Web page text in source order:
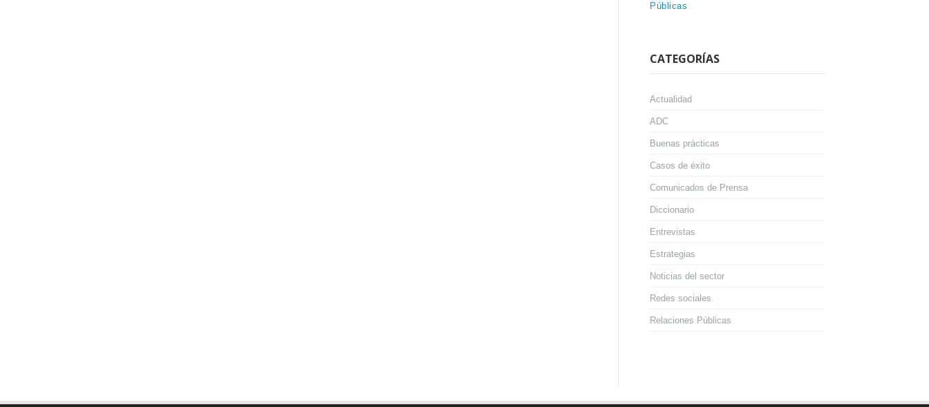
Públicas
CATEGORÍAS
Actualidad
ADC
Buenas prácticas
Casos de éxito
Comunicados de Prensa
Diccionario
Entrevistas
Estrategias
Noticias del sector
Redes sociales
Relaciones Públicas